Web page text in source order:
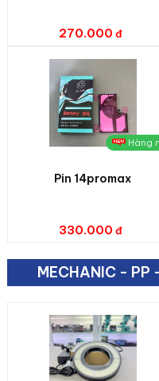
270.000
Hàng
Pin 14promax
330.000
MECHANIC - PP